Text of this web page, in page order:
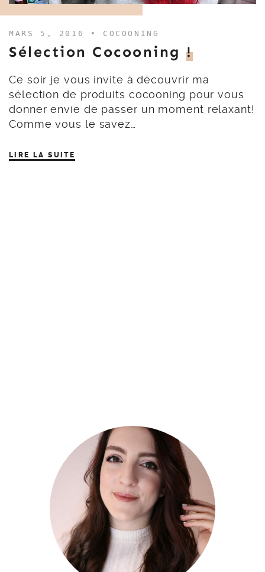
MARS 5, 2016 • COCOONING
Sélection Cocooning !
Ce soir je vous invite à découvrir ma
sélection de produits cocooning pour vous
donner envie de passer un moment relaxant!
Comme vous le savez…
LIRE LA SUITE